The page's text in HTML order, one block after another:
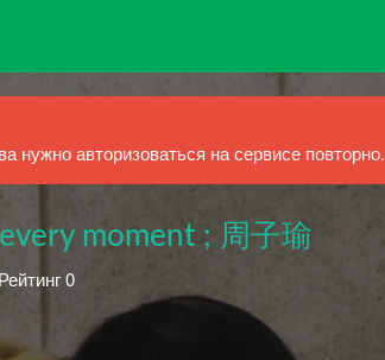
авторизоваться на сервисе повторно.
moment ; 周子瑜
0